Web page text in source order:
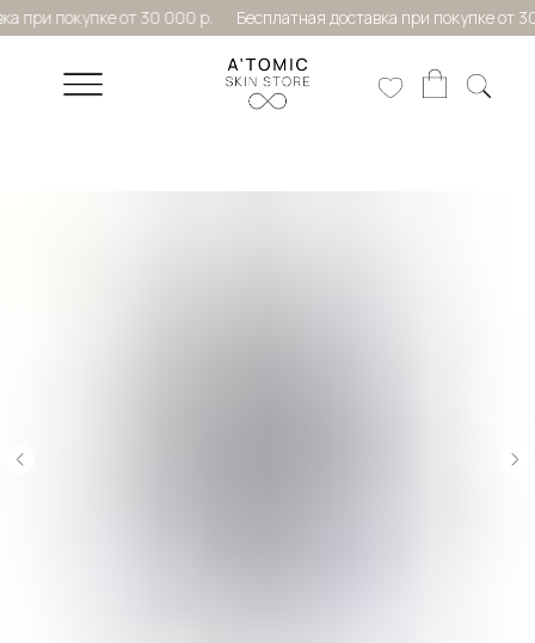
при покупке от 30 000 р. Бесплатная доставка при покупке от